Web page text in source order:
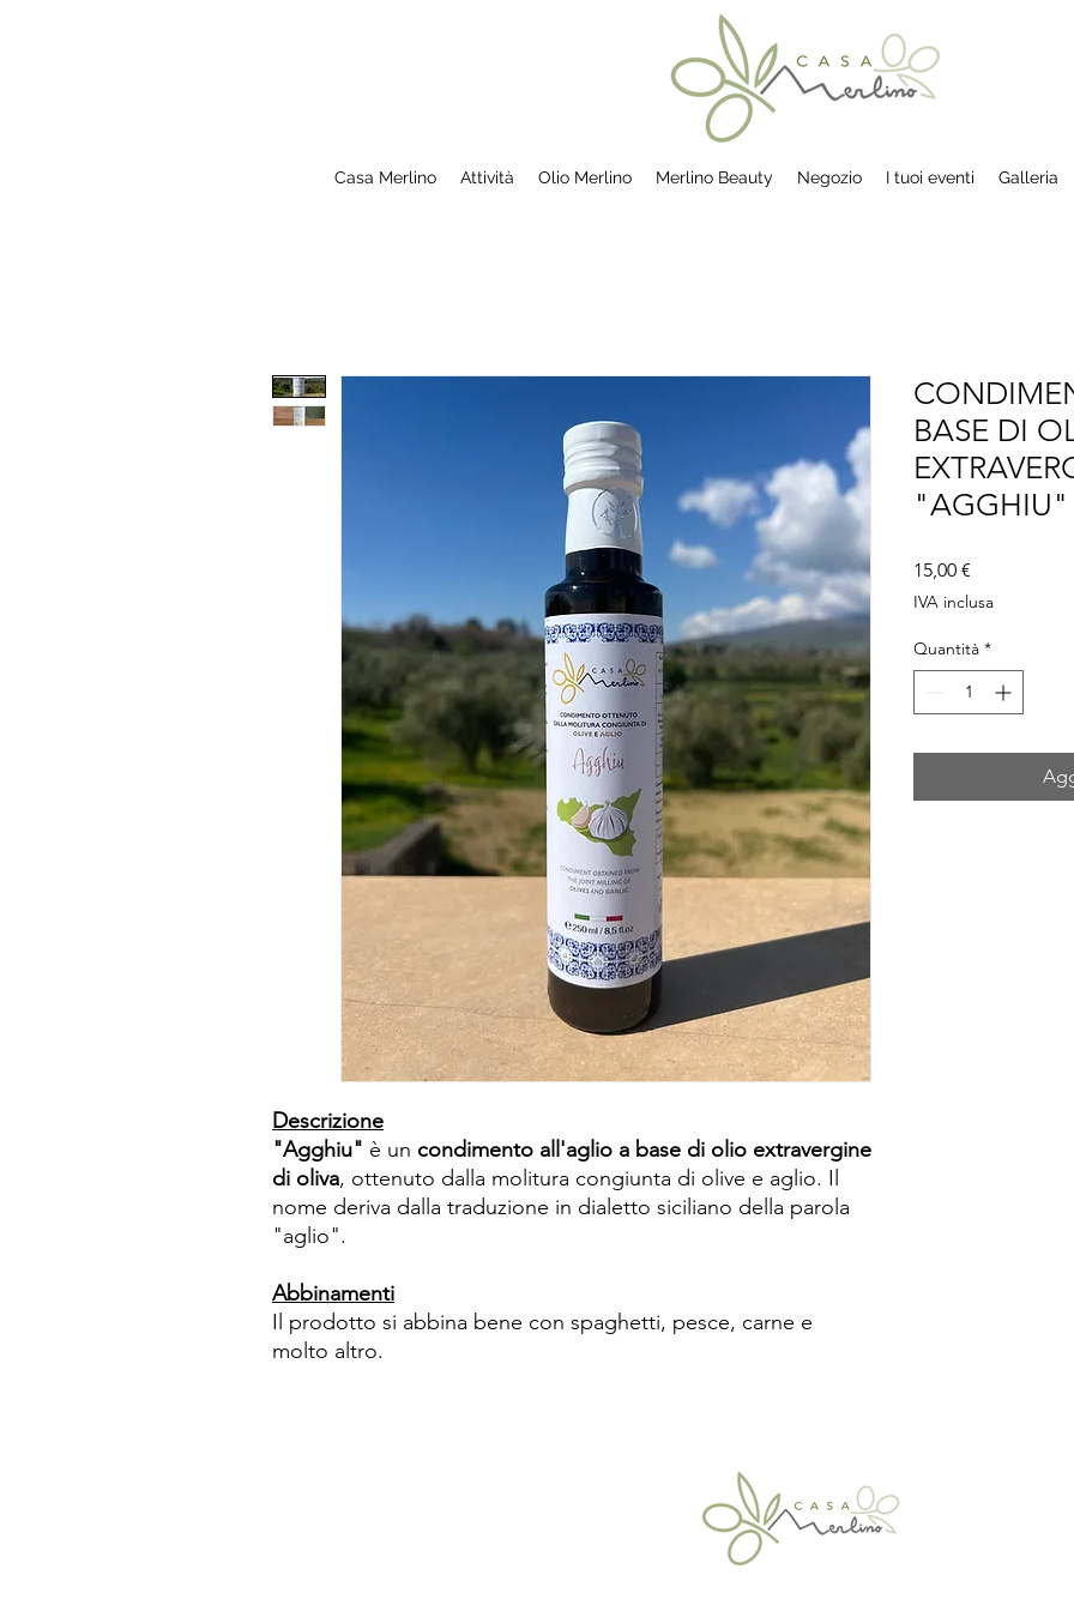
Casa Merlino Attività Olio Merlino Merlino Beauty Negozio I tuoi eventi Galleria
Descrizione
"Agghiu" è un condimento all'aglio a base di olio extravergine
di oliva, ottenuto dalla molitura congiunta di olive e aglio. Il
nome deriva dalla traduzione in dialetto siciliano della parola
"aglio".
Abbinamenti
Il prodotto si abbina bene con spaghetti, pesce, carne e
molto altro.
BASE DI
15,00 €
IVA inclusa
Quantità *